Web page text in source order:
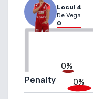
Locul 4
De Vega
0
0%
0%
Penalty